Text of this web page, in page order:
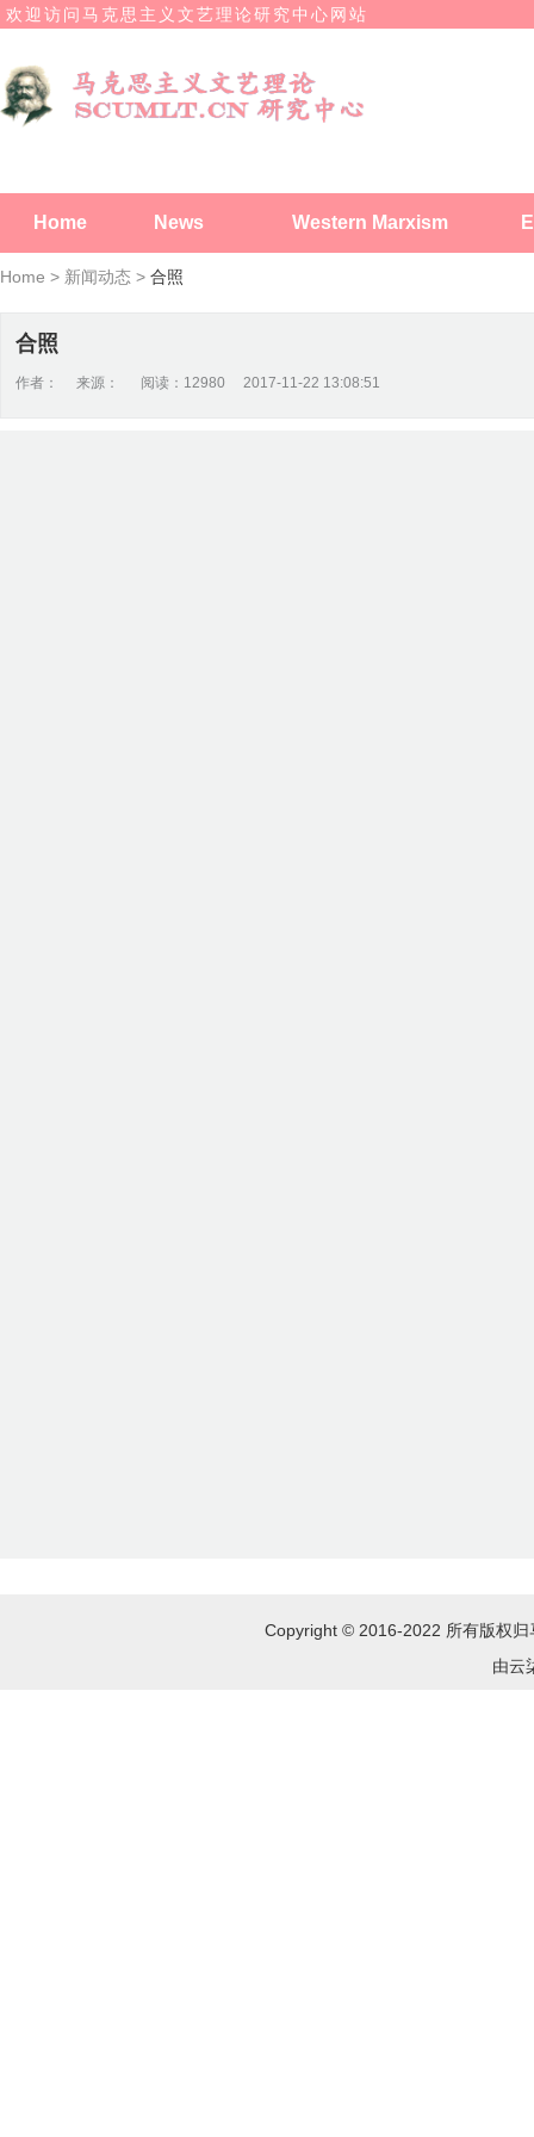
欢迎访问马克思主义文艺理论研究中心网站
Home News Western Marxism
Home > 新闻动态 > 合照
合照
作者： 来源： 阅读：12980 2017-11-22 13:08:51
Copyright © 2016-2022 所有版权
由云